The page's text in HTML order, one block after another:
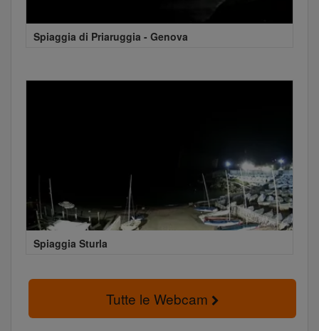
Spiaggia di Priaruggia - Genova
Spiaggia Sturla
Tutte le Webcam